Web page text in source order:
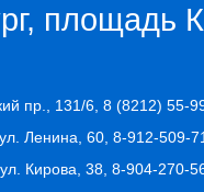
площадь
пр., 131/6, 8 (8212) 55-
ул. Ленина, 60, 8-912-509-
Кирова, 38, 8-904-270-